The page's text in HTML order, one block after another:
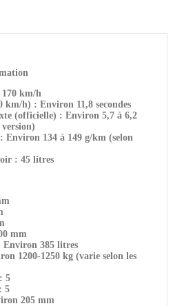
170 km/h
km/h) : Environ 11,8 secondes
(officielle) : Environ 5,7 à 6,2
Environ 134 à 149 g/km (selon
: 45 litres
mm
385 litres
1200-1250 kg (varie selon les
5
5
205 mm